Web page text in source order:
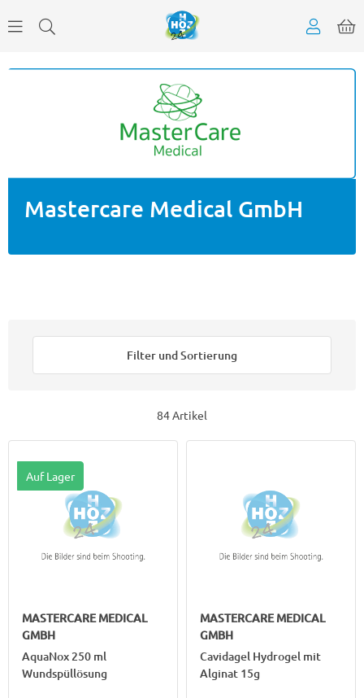
Mastercare Medical GmbH
Filter und Sortierung
84 Artikel
Auf Lager
MASTERCARE MEDICAL
GMBH
AquaNox 250 ml
Wundspüllösung
MASTERCARE MEDICAL
GMBH
Cavidagel Hydrogel mit
Alginat 15g